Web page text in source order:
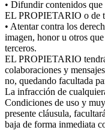
• Difundir contenidos
EL PROPIETARIO o de
• Atentar contra los
imagen, honor u otros
terceros.
EL PROPIETARIO
colaboraciones y
no, quedando facultada
La infracción de
Condiciones de uso y
presente cláusula,
baja de forma inmediata